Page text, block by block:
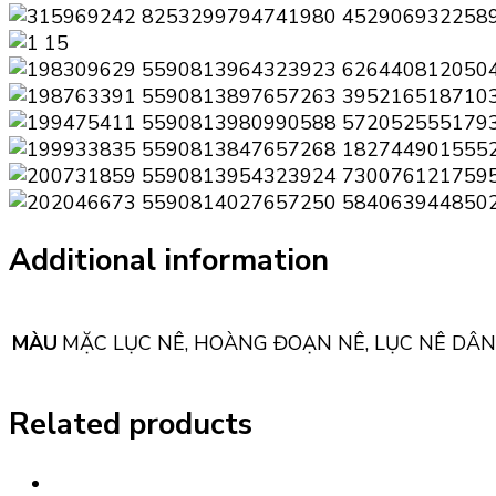
Additional information
MÀU MẶC LỤC NÊ, HOÀNG ĐOẠN NÊ, LỤC NÊ
Related products